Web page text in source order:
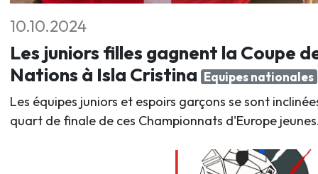
10.10.2024
Les juniors filles gagnent la Coupe
Nations à Isla Cristina Equipes nationales
Les équipes juniors et espoirs garçons se sont
quart de finale de ces Championnats d'Europe